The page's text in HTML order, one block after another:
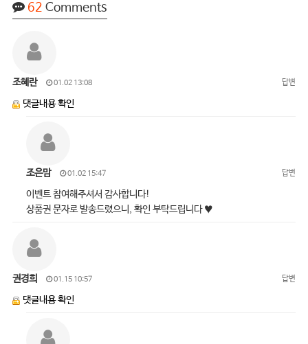
62 Comments
조혜란 01.02 13:08 답변
댓글내용 확인
조은맘 01.02 15:47 답변
이벤트 참여해주셔서 감사합니다!
상품권 문자로 발송드렸으니, 확인 부탁드립니다 ♥
권경희 01.15 10:57 답변
댓글내용 확인